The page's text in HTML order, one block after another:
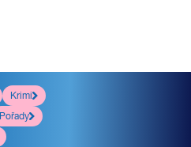
Krimi
Pořady